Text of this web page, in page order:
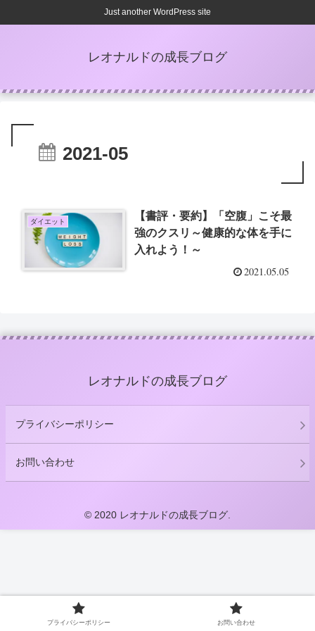
Just another WordPress site
レオナルドの成長ブログ
2021-05
ダイエット
【書評・要約】「空腹」こそ最
強のクスリ～健康的な体を手に
入れよう！～
2021.05.05
レオナルドの成長ブログ
プライバシーポリシー
お問い合わせ
© 2020 レオナルドの成長ブログ.
プライバシーポリシー お問い合わせ